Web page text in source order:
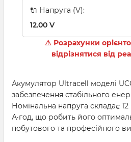
🔌 Напруга (V):
12.00 V
⚠ Розрахунки
відрізнятися від
Акумулятор Ultracell моделі
забезпечення стабільного
Номінальна напруга складає
А·год, що робить його
побутового та професійного